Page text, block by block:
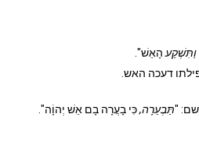
וַתִּשְׁקַע הָאֵשׁ".
דעכה האש.
"תַּבְעֵרָה,כִּי בָעֲרָה בָם אֵשׁ יְהוָֹה".